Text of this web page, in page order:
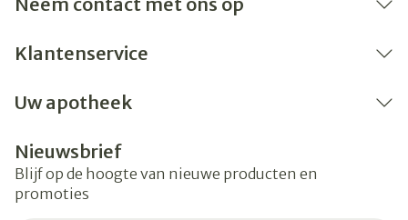
Klantenservice
Uw apotheek
Nieuwsbrief
Blijf op de hoogte van nieuwe producten en
promoties